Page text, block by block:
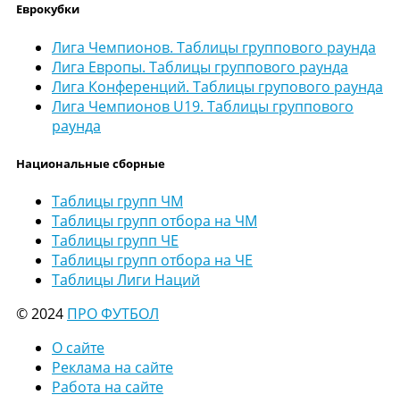
Еврокубки
Лига Чемпионов. Таблицы группового раунда
Лига Европы. Таблицы группового раунда
Лига Конференций. Таблицы групового раунда
Лига Чемпионов U19. Таблицы группового
раунда
Национальные сборные
Таблицы групп ЧМ
Таблицы групп отбора на ЧМ
Таблицы групп ЧЕ
Таблицы групп отбора на ЧЕ
Таблицы Лиги Наций
© 2024 ПРО ФУТБОЛ
О сайте
Реклама на сайте
Работа на сайте